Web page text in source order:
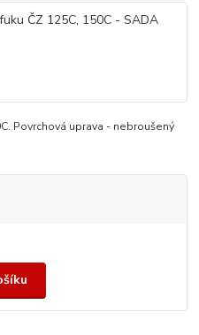
Povrchová uprava - nebroušený